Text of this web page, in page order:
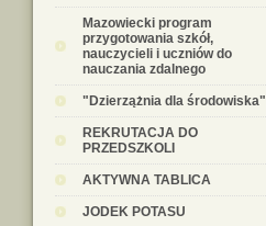
Mazowiecki program
przygotowania szkół,
nauczycieli i uczniów do
nauczania zdalnego
"Dzierzążnia dla środowiska"
REKRUTACJA DO
PRZEDSZKOLI
AKTYWNA TABLICA
JODEK POTASU